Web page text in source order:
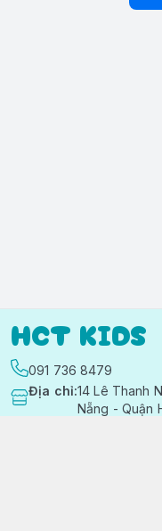
HCT KIDS
091 736 8479
Địa chỉ:14 Lê Thanh
Nẵng - Quận